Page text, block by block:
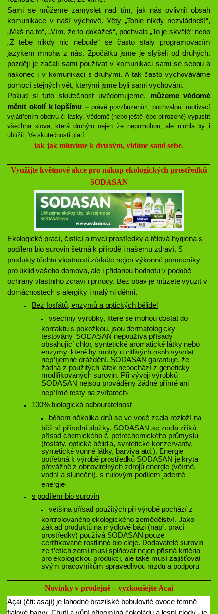
Sami se můžeme zamyslet nad tím, jak nás ovlivnil obsah
komunikace v naší výchově. Věty „Tohle nikdy nezvládneš!“,
„Máš na to“, „Vím, že to dokážeš“, pochvala „To je skvělé“ nebo
„Z tebe nikdy nic nebude“ se často staly programovacím
jazykem mnoha z nás. Zpočátku jsme je slyšeli od druhých,
později je začali sami používat v komunikaci sami se sebou a
nakonec i v komunikaci s druhými. A tak často vychováváme
pomocí stejných vět, kterými jsme byli sami vychováni.
Pokud si tuto skutečnost uvědomujeme, můžeme vědomě
měnit okolí k lepšímu – právě povzbuzením, pochvalou, motivací
vyjádřením obdivu či lásky. Vědomě (nebo ještě lépe přirozeně) vypustit
všechna slova, která druhým nejen že nepomohou, ale mohla by i
ublížit. Ve skutečnosti platí
tak jak mluvíme k druhým, vidíme sami sebe.
Využijte květnové akce pro nákup ekologických prostředků
SODASAN
Ekologické prací, čistící a mycí prostředky a tělová hygiena s
podílem bio surovin šetrná k přírodě i našemu zdraví. S
produkty těchto vlastností získáte nejen výkonné pomocníky
pro úklid vašeho domova, ale i přidanou hodnotu v podobě
ochrany vlastního zdraví i přírody. Bez obav je můžete využít v
domácnostech s alergiky i malými dětmi.
Bez fosfátů, enzymů a optických bělidel
všechny výrobky, které se mohou dostat do
kontaktu s pokožkou, jsou dermatologicky
testovány. SODASAN nepoužívá přísady
obsahující chlor, syntetické aromatické látky nebo
enzymy, které by mohly u citlivých osob vyvolat
nepříjemné dráždění. SODASAN garantuje, že
žádná z použitých látek nepochází z geneticky
modifikovaných surovin. Při vývoji výrobků
SODASAN nejsou prováděny žádné přímé ani
nepřímé testy na zvířatech.
100% biologická odbouratelnost
během několika dnů se ve vodě zcela rozloží na
běžné přírodní složky. SODASAN se zcela zříká
přísad chemického či petrochemického průmyslu
(fosfáty, optická bělidla, syntetické konzervanty,
syntetické vonné látky, barviva atd.). Energie
potřebná k výrobě prostředků SODASAN je kryta
převážně z obnovitelných zdrojů energie (větrné,
vodní a sluneční), s nulovým podílem jaderné
energie.
s podílem bio surovin
většina přísad použitých při výrobě pochází z
kontrolovaného ekologického zemědělství. Jako
základ produktů na mýdlové bázi (např. prací
prostředky) používá SODASAN pouze
certifikované rostlinné bio oleje. Dodavatelé surovin
ze třetích zemí musí splňovat nejen přísná kritéria
pro ekologickou produkci, ale také musí zajišťovat
svým pracovníkům spravedlivou mzdu a podporu.
Novinky v prodejně – vyzkoušejte Acai
Açai (čti: asají) je lahodné brazilské bobulovité ovoce temně